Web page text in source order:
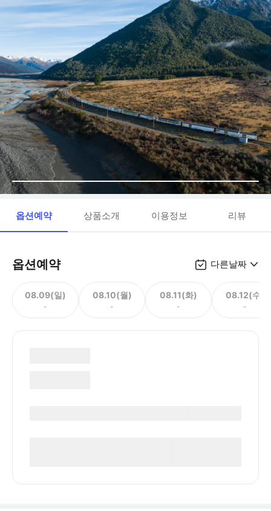
옵션예약 상품소개 이용정보 리뷰
옵션예약 다른날짜
08.09(일)
-
08.10(월)
-
08.11(화)
-
08.12(수)
-